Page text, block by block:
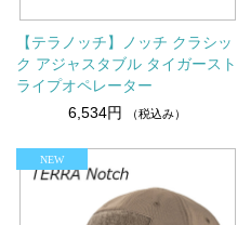
【テラノッチ】ノッチ クラシッ
ク アジャスタブル タイガースト
ライプオペレーター
6,534円
（税込み）